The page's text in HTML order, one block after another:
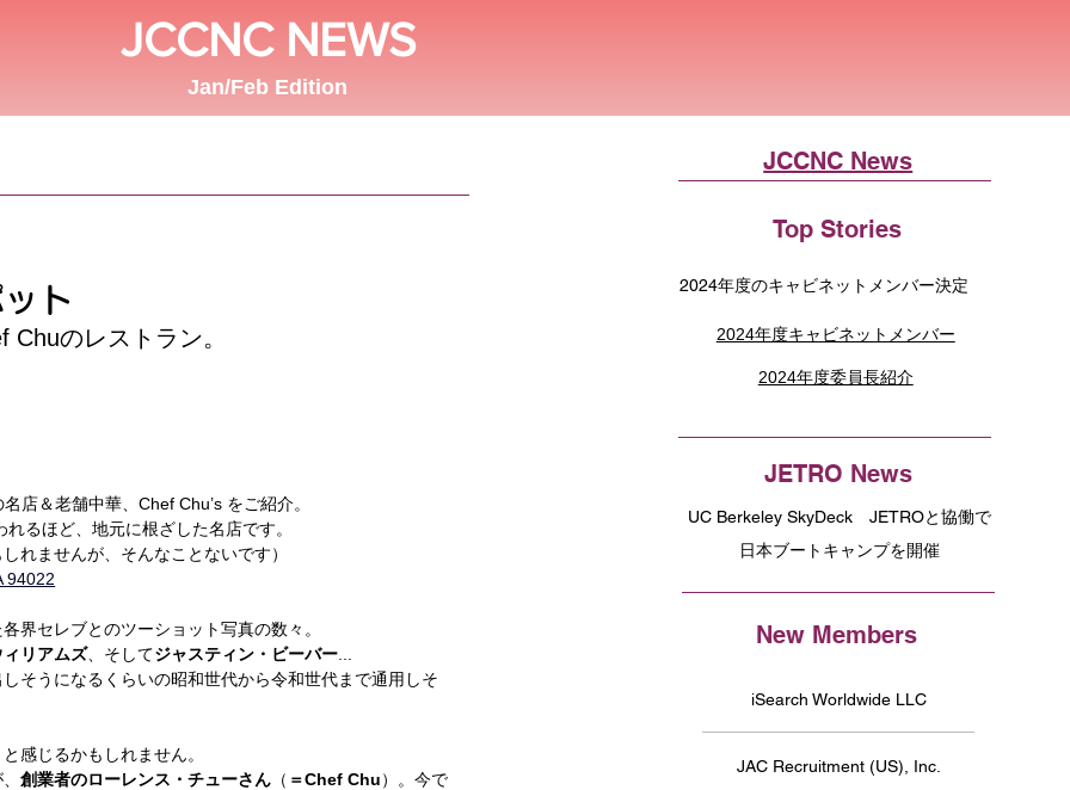
JCCNC NEWS
Jan/Feb Edition
ト
のレストラン。
店＆老舗中華、Chef Chu’s をご紹介。
るほど、地元に根ざした名店です。
れませんが、そんなことないです）
94022
界セレブとのツーショット写真の数々。
リアムズ、そしてジャスティン・ビーバー
そうになるくらいの昭和世代から令和世代まで通用しそ
感じるかもしれません。
、創業者のローレンス・チューさん （ ＝Chef Chu）。今で
JCCNC News
Top Stories
2024年度のキャビネットメンバー決定
JETRO News
UC Berkeley SkyDeck JETROと協働で
日本ブートキャンプを開催
New Members
iSearch Worldwide LLC
JAC Recruitment (US), Inc.
2024年度キャビネットメンバー
2024年度委員長紹介